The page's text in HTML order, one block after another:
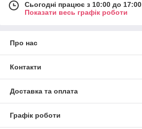
Сьогодні працює з 10:00 до 17:00
Показати весь графік роботи
Про нас
Контакти
Доставка та оплата
Графік роботи